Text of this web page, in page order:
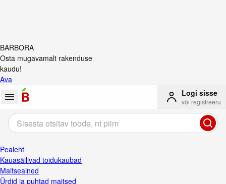
BARBORA
Osta mugavamalt rakenduse
kaudu!
Ava
Logi sisse
või registreeru
Pealeht
Kauasäilivad toidukaubad
Maitseained
Ürdid ja puhtad maitsed